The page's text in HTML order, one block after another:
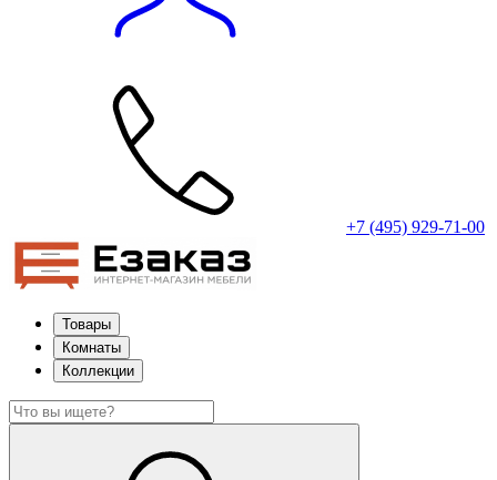
+7 (495) 929-71-00
Товары
Комнаты
Коллекции